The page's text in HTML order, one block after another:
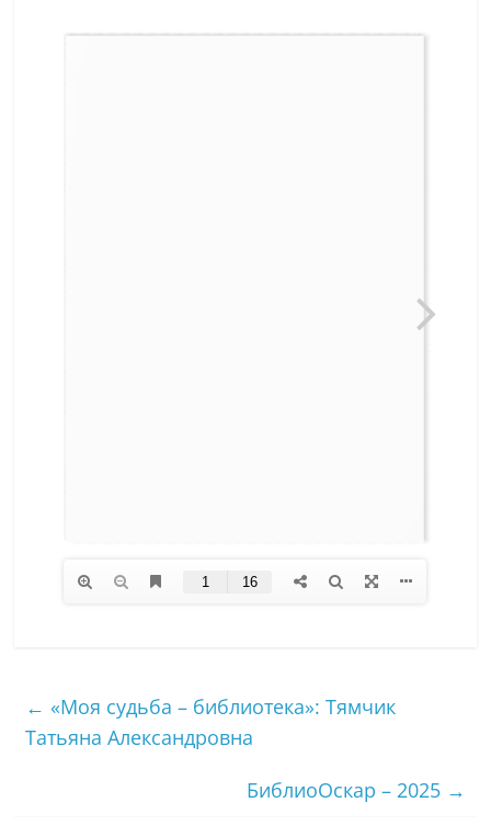
← «Моя судьба – библиотека»: Тямчик
Татьяна Александровна
БиблиоОскар – 2025 →